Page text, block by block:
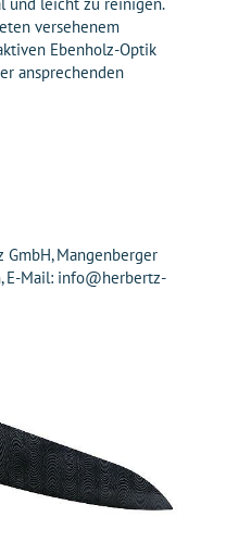
versehenem
Ebenholz-Optik
ansprechenden
GmbH, Mangenberger
E-Mail: info@herbertz-